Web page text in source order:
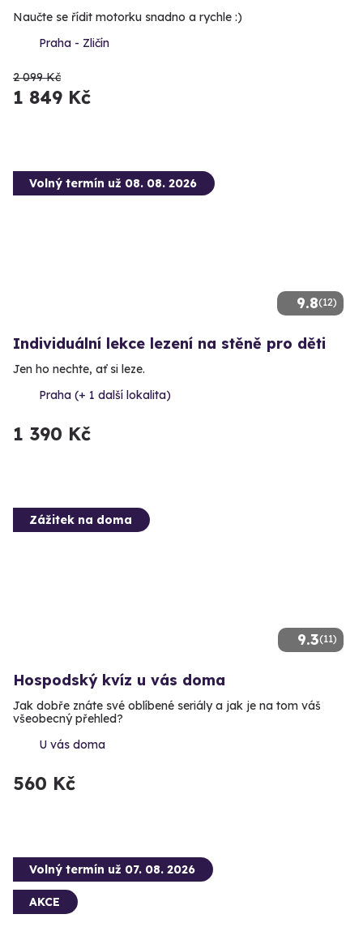
Naučte se řídit motorku snadno a rychle :)
Praha - Zličín
2 099 Kč
1 849 Kč
9.8(12)
Volný termín už 08. 08. 2026
Individuální lekce lezení na stěně pro děti
Jen ho nechte, ať si leze.
Praha (+ 1 další lokalita)
1 390 Kč
9.3(11)
Zážitek na doma
Hospodský kvíz u vás doma
Jak dobře znáte své oblíbené seriály a jak je na tom váš
všeobecný přehled?
U vás doma
560 Kč
Volný termín už 07. 08. 2026
AKCE